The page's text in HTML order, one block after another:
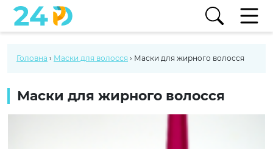
Головна › Маски для волосся › Маски для жирного волосся
Маски для жирного волосся